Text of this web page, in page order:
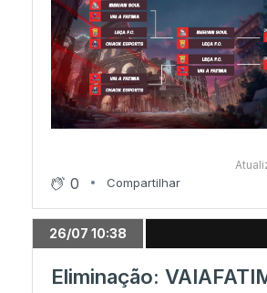
0 Compartilhar
26/07 10:38
Eliminação: